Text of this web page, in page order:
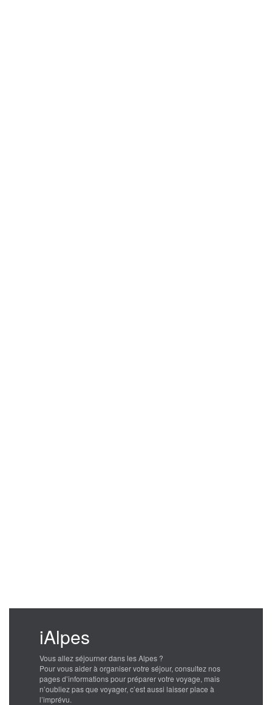
iAlpes
Vous allez séjourner dans les Alpes ?
Pour vous aider à organiser votre séjour, consultez nos
pages d’informations pour préparer votre voyage, mais
n’oubliez pas que voyager, c’est aussi laisser place à
l’imprévu.